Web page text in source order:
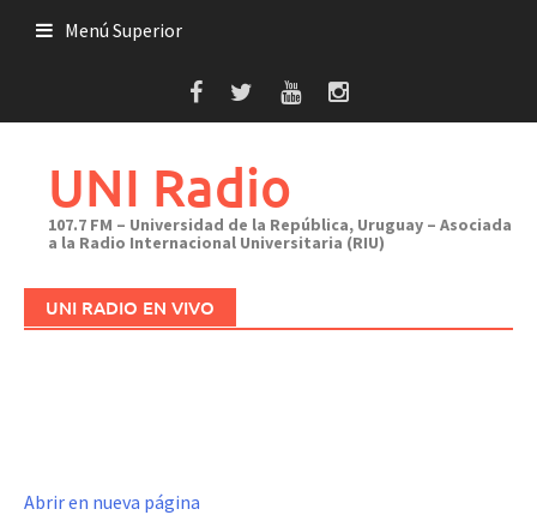
Menú Superior
UNI Radio
107.7 FM – Universidad de la República, Uruguay – Asociada
a la Radio Internacional Universitaria (RIU)
UNI RADIO EN VIVO
Abrir en nueva página